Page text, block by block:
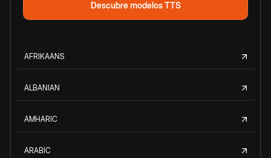
Descubre modelos TTS
AFRIKAANS
ALBANIAN
AMHARIC
ARABIC